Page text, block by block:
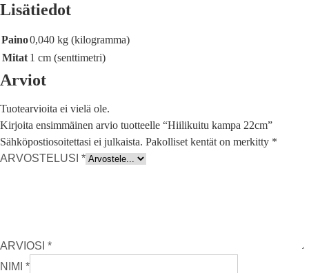
Lisätiedot
Paino0,040 kg (kilogramma)
Mitat 1 cm (senttimetri)
Arviot
Tuotearvioita ei vielä ole.
Kirjoita ensimmäinen arvio tuotteelle “Hiilikuitu kampa 22cm”
Sähköpostiosoitettasi ei julkaista. Pakolliset kentät on merkitty *
ARVOSTELUSI *
ARVIOSI *
NIMI *